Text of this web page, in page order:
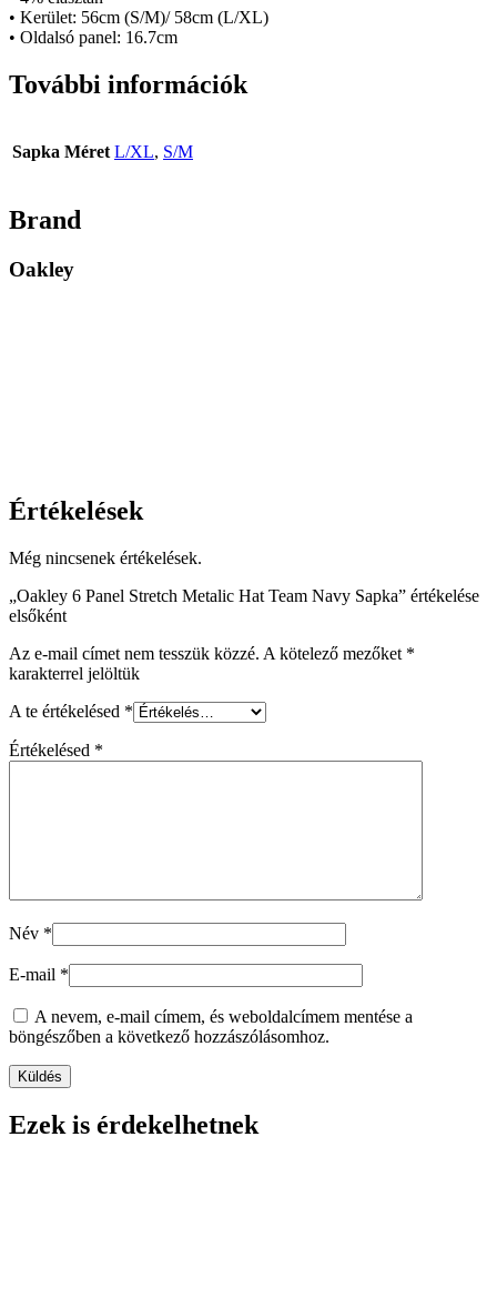
• Kerület: 56cm (S/M)/ 58cm (L/XL)
• Oldalsó panel: 16.7cm
További információk
Sapka Méret L/XL, S/M
Brand
Oakley
Értékelések
Még nincsenek értékelések.
„Oakley 6 Panel Stretch Metalic Hat Team Navy Sapka” értékelése
elsőként
Az e-mail címet nem tesszük közzé. A kötelező mezőket *
karakterrel jelöltük
A te értékelésed *
Értékelésed *
Név *
E-mail *
A nevem, e-mail címem, és weboldalcímem mentése a
böngészőben a következő hozzászólásomhoz.
Ezek is érdekelhetnek